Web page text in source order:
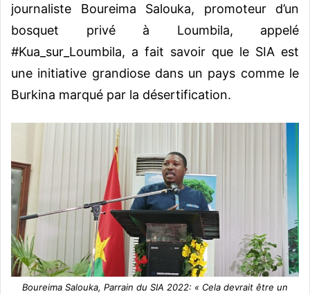
journaliste Boureima Salouka, promoteur d’un
bosquet privé à Loumbila, appelé
#Kua_sur_Loumbila, a fait savoir que le SIA est
une initiative grandiose dans un pays comme le
Burkina marqué par la désertification.
Boureima Salouka, Parrain du SIA 2022: « Cela devrait être un